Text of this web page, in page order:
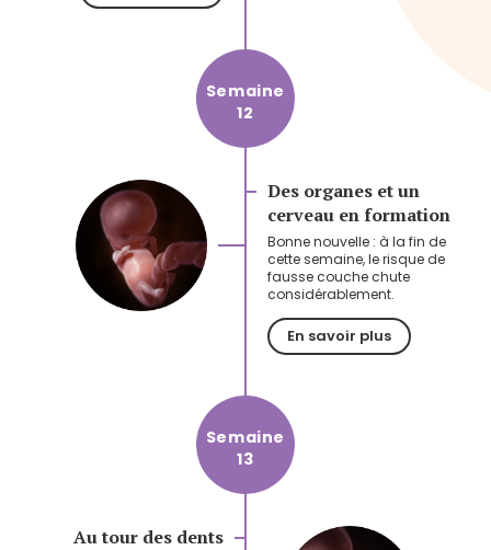
Semaine
12
Des organes et un
cerveau en formation
Bonne nouvelle : à la fin de
cette semaine, le risque de
fausse couche chute
considérablement.
En savoir plus
Semaine
13
Au tour des dents